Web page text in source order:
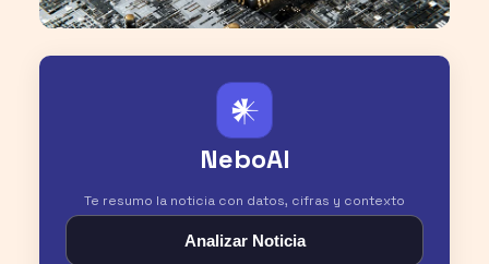
𒀭
NeboAI
Te resumo la noticia con datos, cifras y contexto
Analizar Noticia